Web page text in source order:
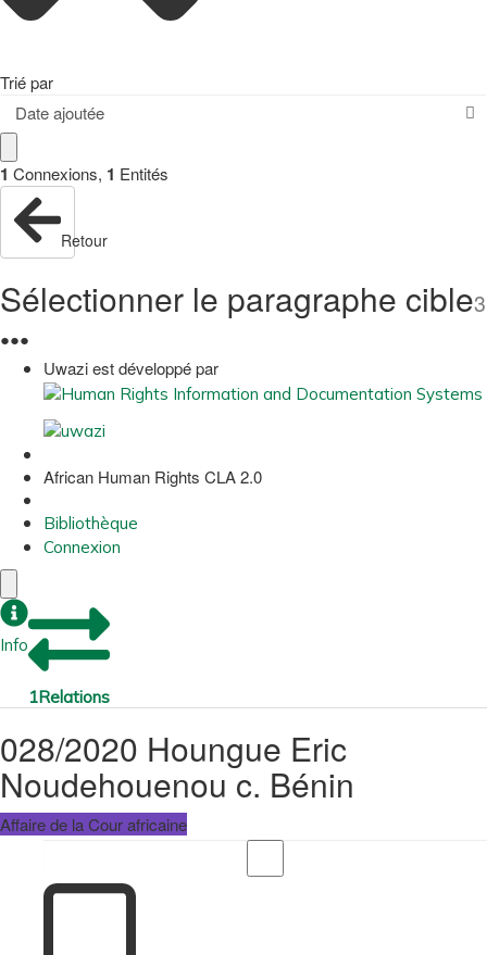
Trié par
Date ajoutée
1 Connexions, 1 Entités
Retour
Sélectionner le paragraphe cible3
●●●
Uwazi est développé par
African Human Rights CLA 2.0
Bibliothèque
Connexion
Info
1Relations
028/2020 Houngue Eric
Noudehouenou c. Bénin
Affaire de la Cour africaine